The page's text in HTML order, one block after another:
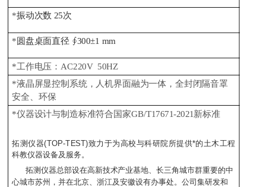
*振动次数 25次
* 圆盘桌面直径 ∮300±1 mm
*工作电压：AC220V 50HZ
*液晶屏显控制系统，人机界面融为一体，全封闭隔音罩
安全、环保
*仪器设计与制造标准符合国家GB/T17671-2021新标准
拓测仪器(TOP-TEST)致力于为高校与科研院所提供*的土木工程
科教仪器设备及服务。
拓测仪器总部设在高新技术产业基地、长三角城市群重要的中
心城市苏州，并在北京、浙江及安徽设有办事处。公司集研发和